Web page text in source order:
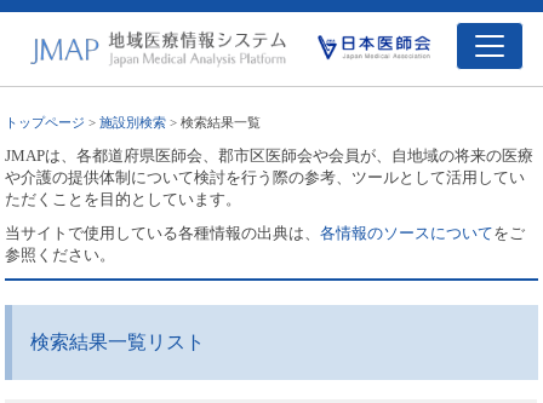
トップページ >施設別検索 > 検索結果一覧
JMAPは、各都道府県医師会、郡市区医師会や会員が、自地域の将来の医療
や介護の提供体制について検討を行う際の参考、ツールとして活用してい
ただくことを目的としています。
当サイトで使用している各種情報の出典は、各情報のソースについてをご
参照ください。
検索結果一覧リスト